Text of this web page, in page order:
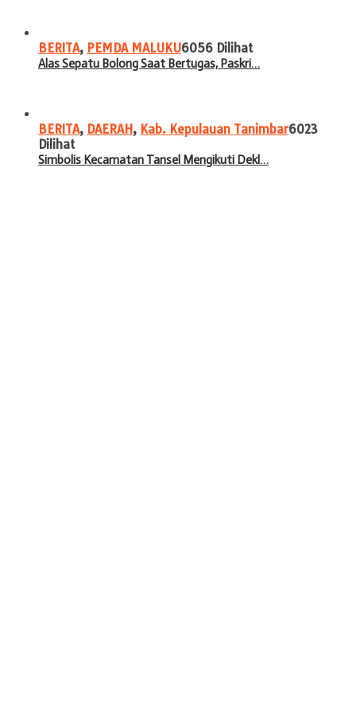
BERITA, PEMDA MALUKU6056 Dilihat
Alas Sepatu Bolong Saat Bertugas, Paskri…
BERITA, DAERAH, Kab. Kepulauan Tanimbar6023
Dilihat
Simbolis Kecamatan Tansel Mengikuti Dekl…